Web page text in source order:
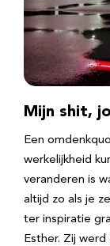
Mijn shit,
Een
werkelijkheid
veranderen is
altijd zo als je
ter inspiratie
Esther. Zij